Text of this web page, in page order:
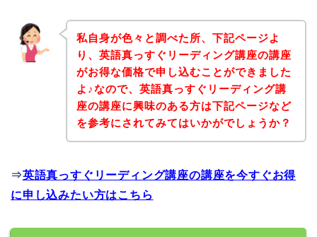
私自身が色々と調べた所、下記ページよ
り、英語真っすぐリーディング講座の講座
がお得な価格で申し込むことができました
よ♪なので、英語真っすぐリーディング講
座の講座に興味のある方は下記ページなど
を参考にされてみてはいかがでしょうか？
⇒英語真っすぐリーディング講座の講座を今すぐお得
に申し込みたい方はこちら